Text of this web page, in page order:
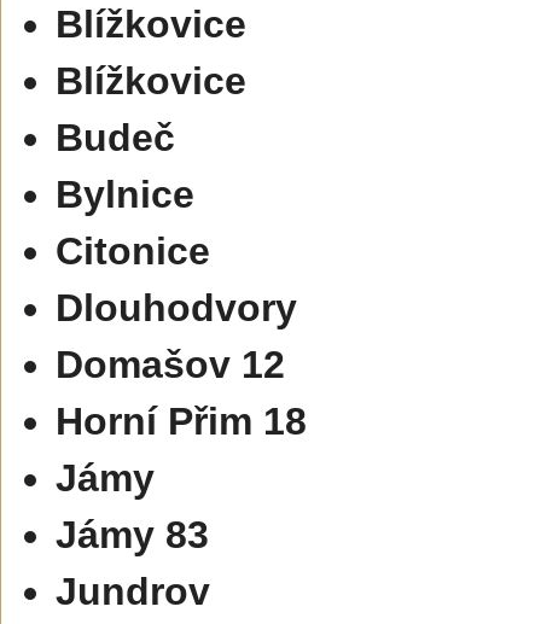
Blížkovice
Blížkovice
Budeč
Bylnice
Citonice
Dlouhodvory
Domašov 12
Horní Přim 18
Jámy
Jámy 83
Jundrov